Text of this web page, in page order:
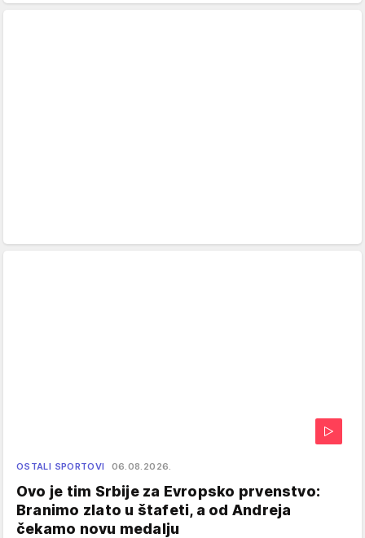
OSTALI SPORTOVI 06.08.2026.
Ovo je tim Srbije za Evropsko prvenstvo:
Branimo zlato u štafeti, a od Andreja
čekamo novu medalju